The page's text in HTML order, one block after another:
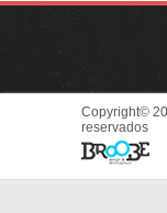
Copyright©
reservados